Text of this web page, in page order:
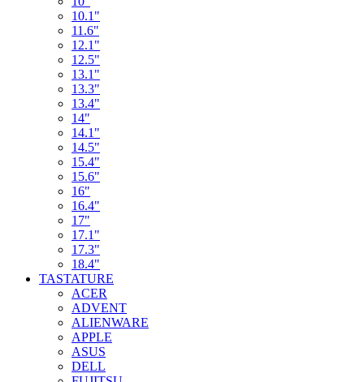
10.1"
11.6"
12.1"
12.5"
13.1"
13.3"
13.4"
14"
14.1"
14.5"
15.4"
15.6"
16"
16.4"
17"
17.1"
17.3"
18.4"
TASTATURE
ACER
ADVENT
ALIENWARE
APPLE
ASUS
DELL